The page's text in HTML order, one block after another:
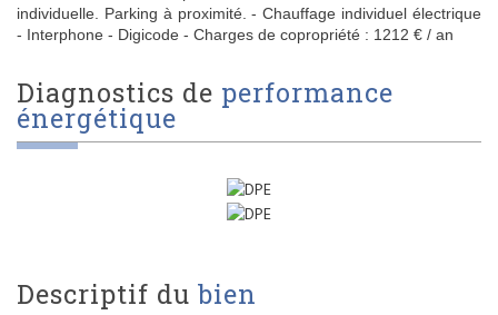
individuelle. Parking à proximité. - Chauffage individuel électrique
- Interphone - Digicode - Charges de copropriété : 1212 € / an
diagnostics de performance
énergétique
descriptif du bien